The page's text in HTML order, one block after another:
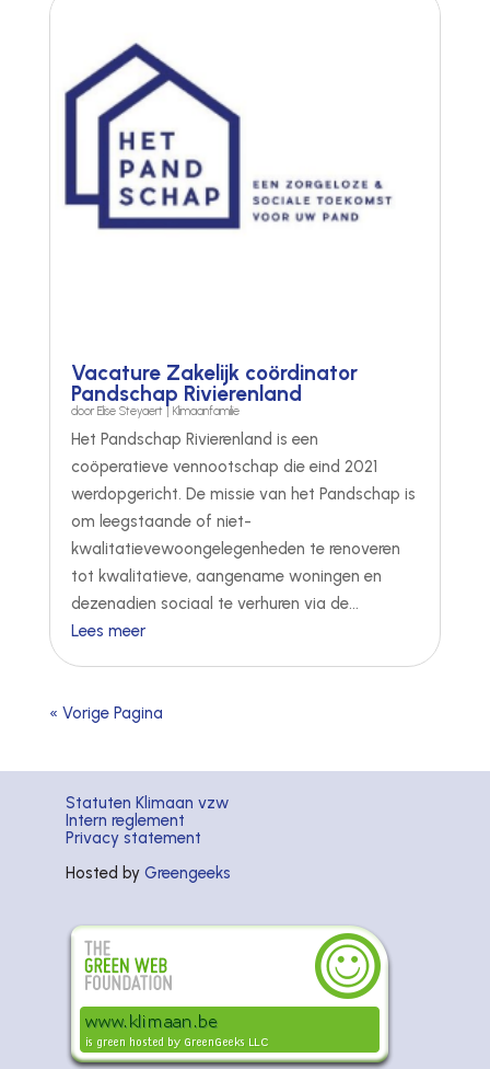
Vacature Zakelijk coördinator
Pandschap Rivierenland
door Elise Steyaert Klimaanfamilie
Het Pandschap Rivierenland is een
coöperatieve vennootschap die eind 2021
werdopgericht. De missie van het Pandschap is
om leegstaande of niet-
kwalitatievewoongelegenheden te renoveren
tot kwalitatieve, aangename woningen en
dezenadien sociaal te verhuren via de...
Lees meer
« Vorige Pagina
Statuten Klimaan vzw
Intern reglement
Privacy statement
Hosted by Greengeeks